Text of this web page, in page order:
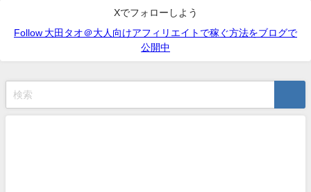
Xでフォローしよう
Follow 大田タオ＠大人向けアフィリエイトで稼ぐ方法をブログで
公開中